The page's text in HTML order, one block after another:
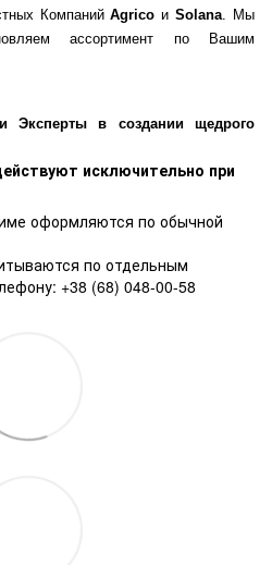
КомпанийAgrico иSolana . Мы
ассортимент по Вашим
в создании щедрого
исключительно при
оформляются по обычной
по отдельным
+38 (68) 048-00-58